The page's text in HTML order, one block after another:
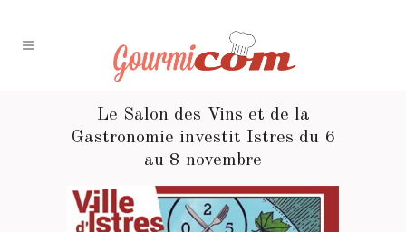
Le Salon des Vins et de la
Gastronomie investit Istres du 6
au 8 novembre